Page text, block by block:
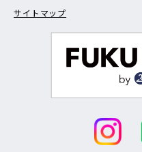
サイトマップ